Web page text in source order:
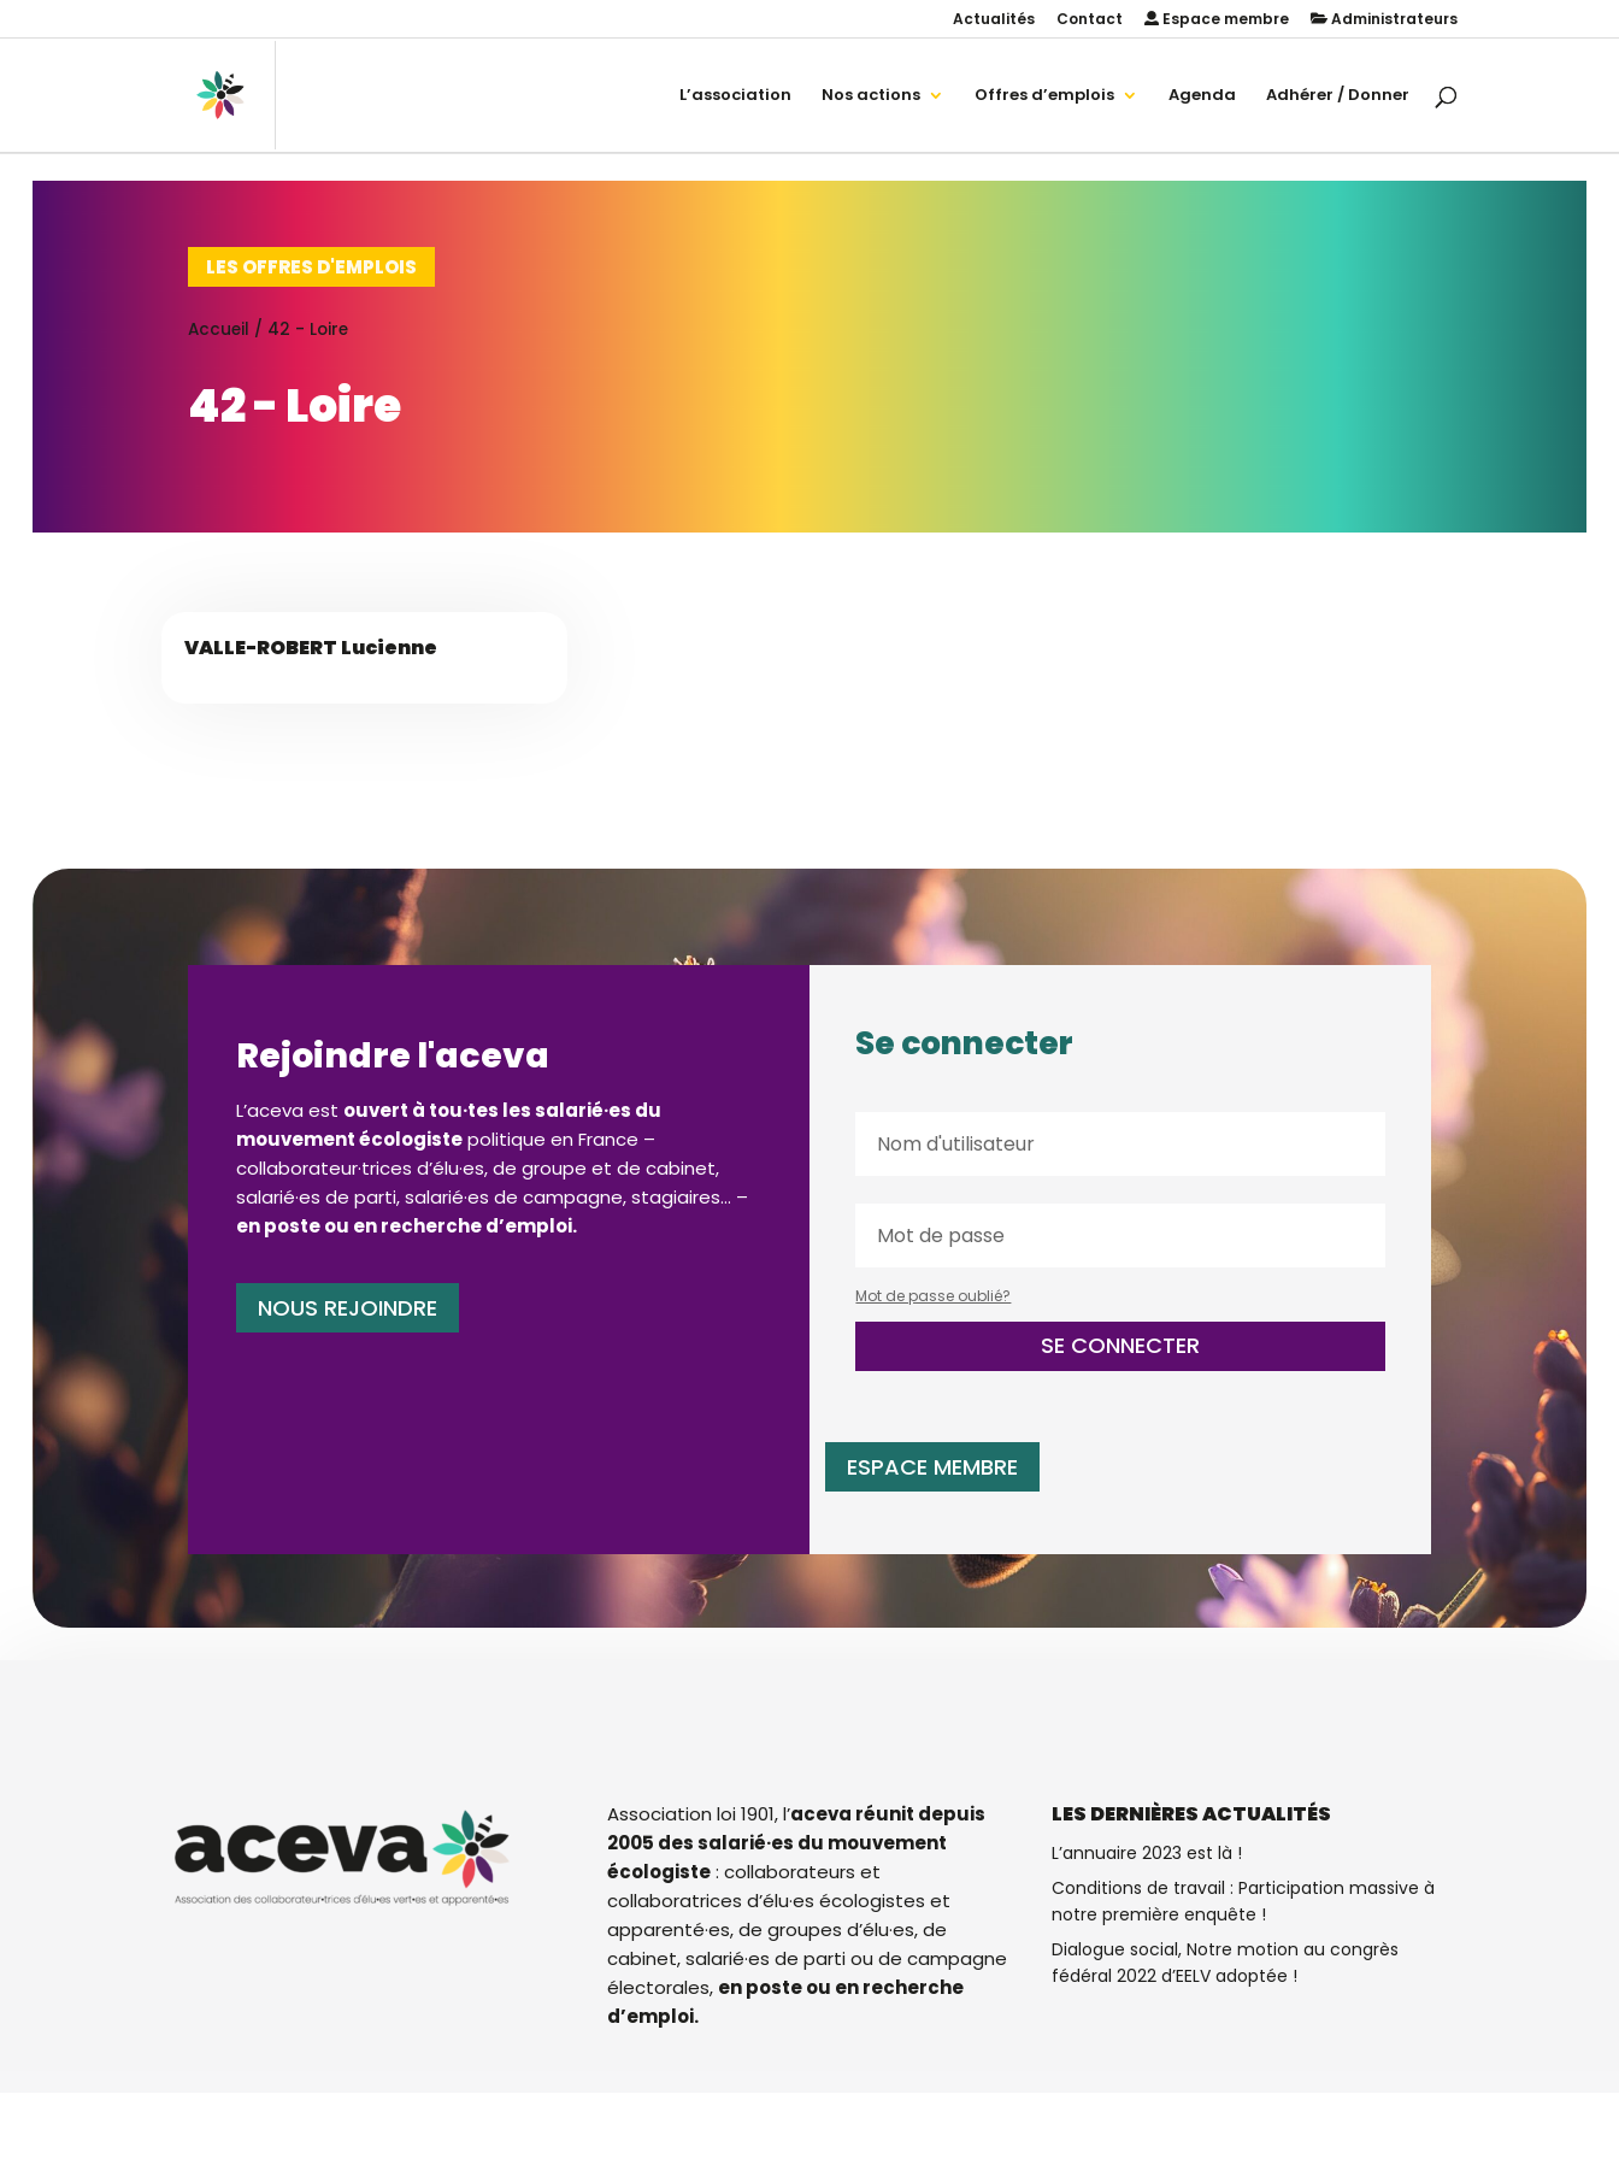
Actualités Contact Espace membre Administrateurs
L’association Nos actions Offres d’emplois Agenda Adhérer / Donner
LES OFFRES D'EMPLOIS
Accueil / 42 - Loire
42 - Loire
VALLE-ROBERT Lucienne
Rejoindre l'aceva
L’aceva est ouvert à tou·tes les salarié·es du
mouvement écologistepolitique en France –
collaborateur·trices d’élu·es, de groupe et de cabinet,
salarié·es de parti, salarié·es de campagne, stagiaires… –
en poste ou en recherche d’emploi.
NOUS REJOINDRE
Se connecter
Mot de passe oublié?
SE CONNECTER
ESPACE MEMBRE
Association loi 1901, l’aceva réunit depuis
2005 des salarié·es du mouvement
écologiste: collaborateurs et
collaboratrices d’élu·es écologistes et
apparenté·es, de groupes d’élu·es, de
cabinet, salarié·es de parti ou de campagne
électorales, en poste ou en recherche
d’emploi.
LES DERNIÈRES ACTUALITÉS
L’annuaire 2023 est là !
Conditions de travail : Participation massive à
notre première enquête !
Dialogue social, Notre motion au congrès
fédéral 2022 d’EELV adoptée !